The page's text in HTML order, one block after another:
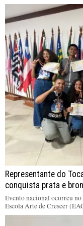
Representante do
conquista prata e
Evento nacional ocorreu
Escola Arte de Crescer